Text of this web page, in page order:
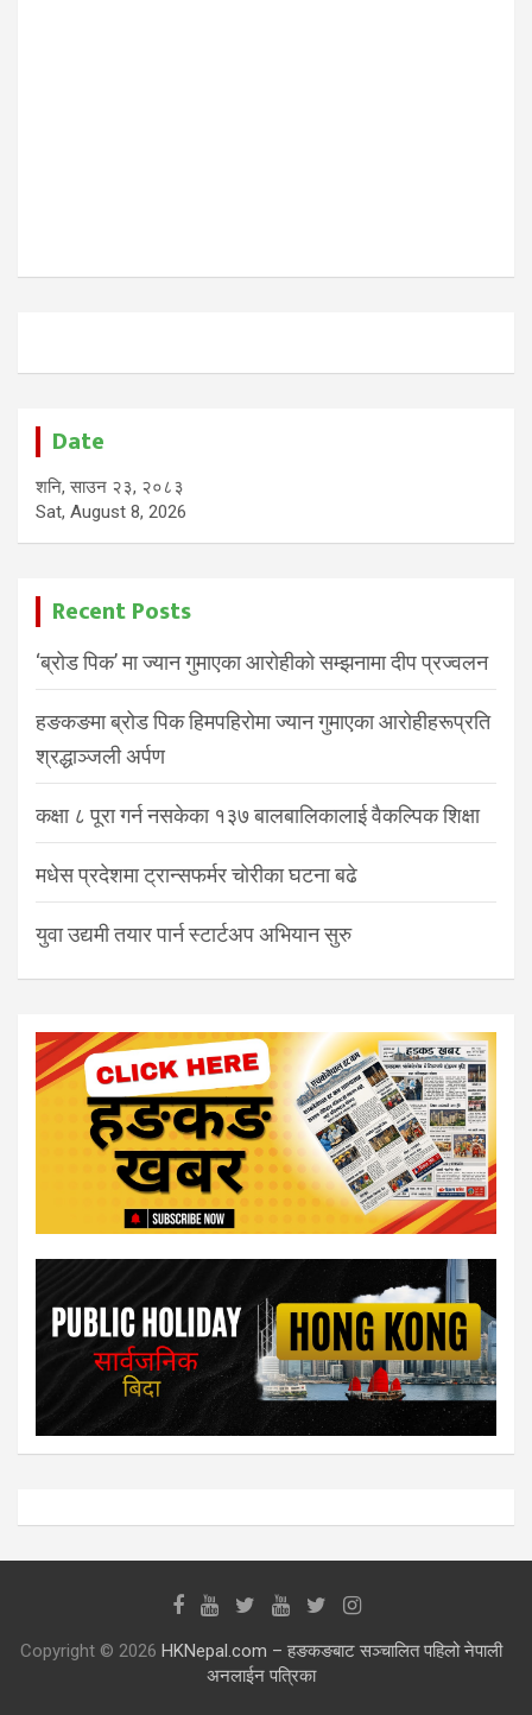
Date
शनि, साउन २३, २०८३
Sat, August 8, 2026
Recent Posts
‘ब्रोड पिक’ मा ज्यान गुमाएका आरोहीको सम्झनामा दीप प्रज्वलन
हङकङमा ब्रोड पिक हिमपहिरोमा ज्यान गुमाएका आरोहीहरूप्रति
श्रद्धाञ्जली अर्पण
कक्षा ८ पूरा गर्न नसकेका १३७ बालबालिकालाई वैकल्पिक शिक्षा
मधेस प्रदेशमा ट्रान्सफर्मर चोरीका घटना बढे
युवा उद्यमी तयार पार्न स्टार्टअप अभियान सुरु
Copyright © 2026 HKNepal.com – हङकङबाट सञ्चालित पहिलो नेपाली
अनलाईन पत्रिका